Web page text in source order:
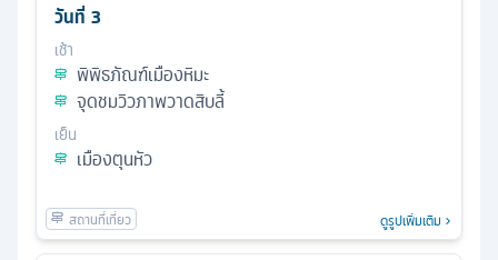
วันที่ 3
เช้า
พิพิธภัณฑ์เมืองหิมะ
จุดชมวิวภาพวาดสิบลี้
เย็น
เมืองตุนหัว
ดูรูปเพิ่มเติม